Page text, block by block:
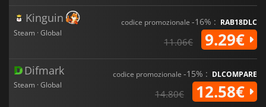
Kinguin
Steam · Global
codice promozionale -16% : RAB18DLC
11.06€ 9.29€
Difmark
Steam · Global
codice promozionale -15% : DLCOMPARE
14.80€ 12.58€